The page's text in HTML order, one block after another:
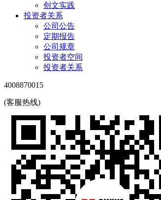
创文实践
投资者关系
公司公告
定期报告
公司规章
投资者空间
投资者关系
4008870015
(客服热线)